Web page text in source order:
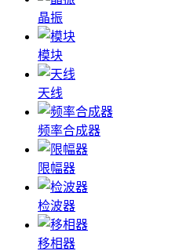
晶振
模块
天线
频率合成器
限幅器
检波器
移相器